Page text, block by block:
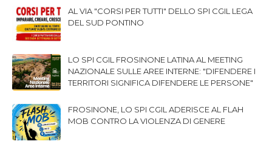
AL VIA "CORSI PER TUTTI" DELLO SPI CGIL LEGA
DEL SUD PONTINO
LO SPI CGIL FROSINONE LATINA AL MEETING
NAZIONALE SULLE AREE INTERNE: "DIFENDERE I
TERRITORI SIGNIFICA DIFENDERE LE PERSONE"
FROSINONE, LO SPI CGIL ADERISCE AL FLAH
MOB CONTRO LA VIOLENZA DI GENERE